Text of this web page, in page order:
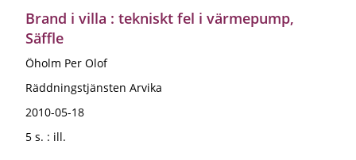
Brand i villa : tekniskt fel i värmepump,
Säffle
Öholm Per Olof
Räddningstjänsten Arvika
2010-05-18
5 s. : ill.